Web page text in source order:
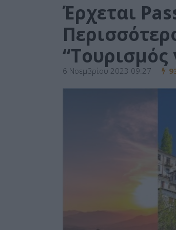
Έρχεται
“Τουρισμός
6 Νοεμβρίου 2023 09:27